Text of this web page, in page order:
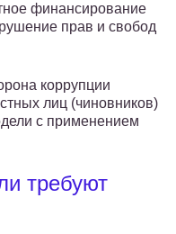
финансирование
прав и свобод
коррупции
лиц (чиновников)
с применением
требуют